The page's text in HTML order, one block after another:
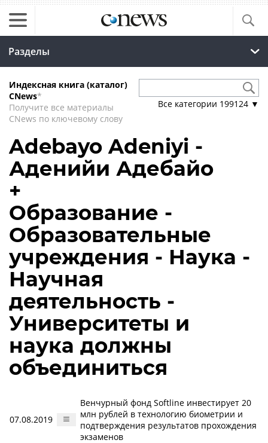
Разделы
Индексная книга (каталог)
CNews*
Получите все материалы
CNews по ключевому слову
Все категории 199124 ▼
Adebayo Adeniyi -
Аденийи Адебайо
+
Образование -
Образовательные
учреждения - Наука -
Научная
деятельность -
Университеты и
наука должны
объединиться
07.08.2019
Венчурный фонд Softline инвестирует 20
млн рублей в технологию биометрии и
подтверждения результатов прохождения
экзаменов